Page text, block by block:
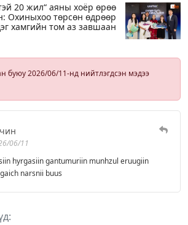
20 жил“ аяны хоёр өрөө
Охиныхоо төрсөн өдрөөр
хамгийн том аз завшаан
буюу 2026/06/11-нд нийтлэгдсэн мэдээ
06/11
hyrgasiin gantumuriin munhzul eruugiin
narsnii buus